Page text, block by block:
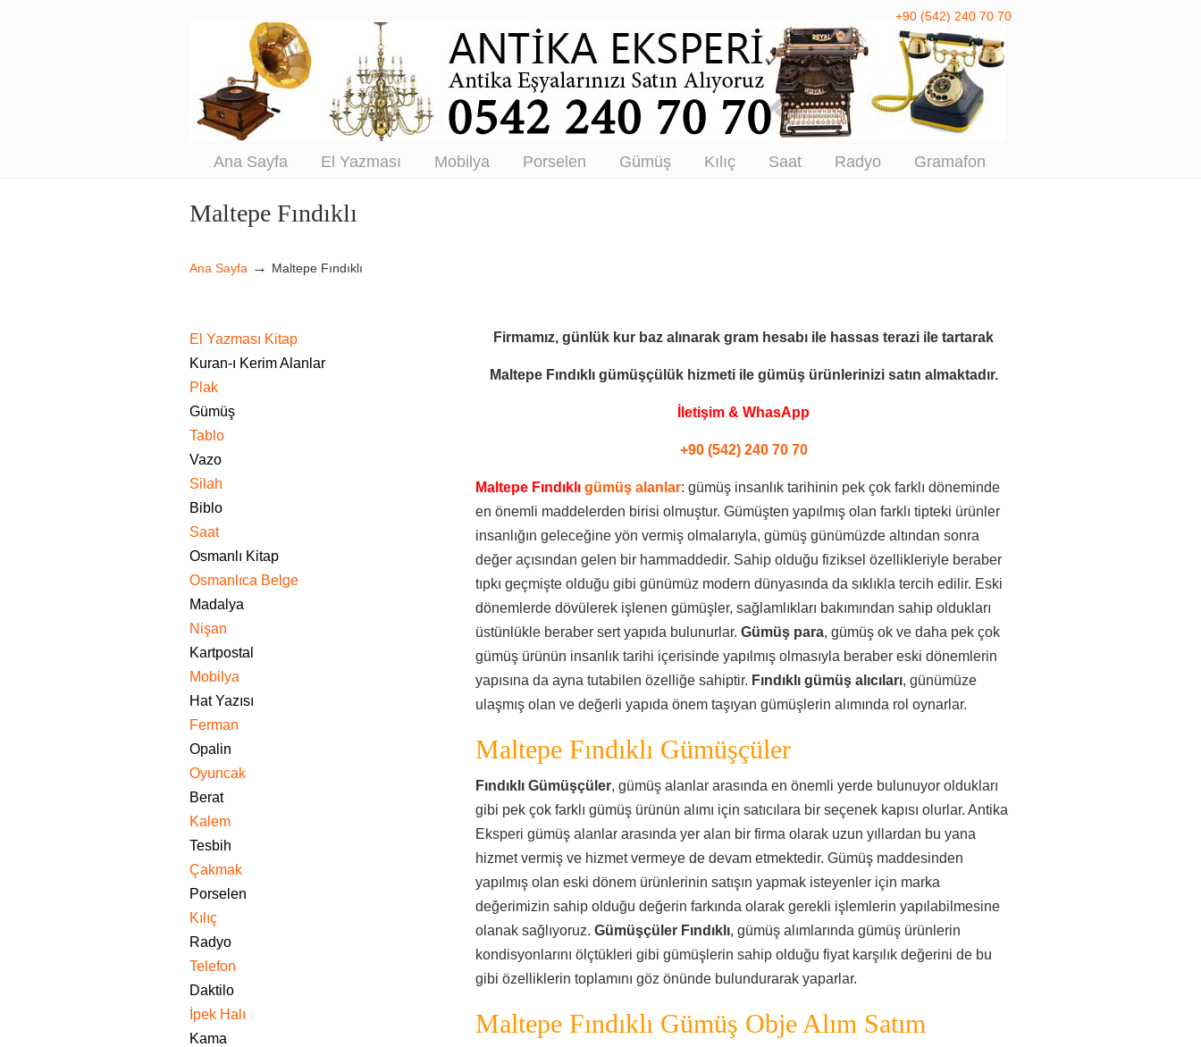
Antikacı – Antika Eşya Alanlar – Antika Alım
Satım
+90 (542) 240 70 70
Ana Sayfa El Yazması Mobilya Porselen Gümüş Kılıç Saat Radyo Gramafon
Navigation
Maltepe Fındıklı
Ana Sayfa → Maltepe Fındıklı
Firmamız, günlük kur baz alınarak gram hesabı ile hassas terazi ile tartarak
Maltepe Fındıklı gümüşçülük hizmeti ile gümüş ürünlerinizi satın almaktadır.
İletişim & WhasApp
+90 (542) 240 70 70
Maltepe Fındıklı gümüş alanlar: gümüş insanlık tarihinin pek çok farklı döneminde
en önemli maddelerden birisi olmuştur. Gümüşten yapılmış olan farklı tipteki ürünler
insanlığın geleceğine yön vermiş olmalarıyla, gümüş günümüzde altından sonra
değer açısından gelen bir hammaddedir. Sahip olduğu fiziksel özellikleriyle beraber
tıpkı geçmişte olduğu gibi günümüz modern dünyasında da sıklıkla tercih edilir. Eski
dönemlerde dövülerek işlenen gümüşler, sağlamlıkları bakımından sahip oldukları
üstünlükle beraber sert yapıda bulunurlar. Gümüş para, gümüş ok ve daha pek çok
gümüş ürünün insanlık tarihi içerisinde yapılmış olmasıyla beraber eski dönemlerin
yapısına da ayna tutabilen özelliğe sahiptir. Fındıklı gümüş alıcıları, günümüze
ulaşmış olan ve değerli yapıda önem taşıyan gümüşlerin alımında rol oynarlar.
Maltepe Fındıklı Gümüşçüler
Fındıklı Gümüşçüler, gümüş alanlar arasında en önemli yerde bulunuyor oldukları
gibi pek çok farklı gümüş ürünün alımı için satıcılara bir seçenek kapısı olurlar. Antika
Eksperi gümüş alanlar arasında yer alan bir firma olarak uzun yıllardan bu yana
hizmet vermiş ve hizmet vermeye de devam etmektedir. Gümüş maddesinden
yapılmış olan eski dönem ürünlerinin satışın yapmak isteyenler için marka
değerimizin sahip olduğu değerin farkında olarak gerekli işlemlerin yapılabilmesine
olanak sağlıyoruz. Gümüşçüler Fındıklı, gümüş alımlarında gümüş ürünlerin
kondisyonlarını ölçtükleri gibi gümüşlerin sahip olduğu fiyat karşılık değerini de bu
gibi özelliklerin toplamını göz önünde bulundurarak yaparlar.
Maltepe Fındıklı Gümüş Obje Alım Satım
El Yazması Kitap
Kuran-ı Kerim Alanlar
Plak
Gümüş
Tablo
Vazo
Silah
Biblo
Saat
Osmanlı Kitap
Osmanlıca Belge
Madalya
Nişan
Kartpostal
Mobilya
Hat Yazısı
Ferman
Opalin
Oyuncak
Berat
Kalem
Tesbih
Çakmak
Porselen
Kılıç
Radyo
Telefon
Daktilo
İpek Halı
Kama